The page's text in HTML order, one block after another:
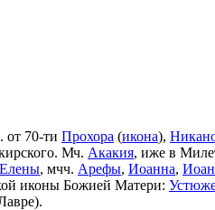
70-ти Прохора (икона),
Мч. Акакия, иже в
Елены, мчч. Арефы, Иоанна,
иконы Божией Матери: